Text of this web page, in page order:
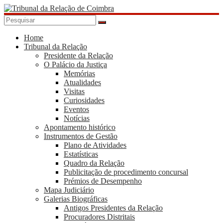
Skip
to
content
Tribunal
Relação
Home
Tribunal da Relação
Presidente da Relação
O Palácio da Justiça
Memórias
Atualidades
Visitas
Curiosidades
Eventos
Notícias
Apontamento histórico
Instrumentos de Gestão
Plano de Atividades
Estatísticas
Quadro da Relação
Publicitação de procedimento concursal
Prémios de Desempenho
Mapa Judiciário
Galerias Biográficas
Antigos Presidentes da Relação
Procuradores Distritais